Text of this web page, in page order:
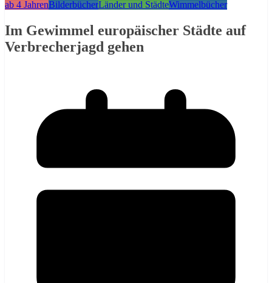
ab 4 JahrenBilderbücherLänder und StädteWimmelbücher
Im Gewimmel europäischer Städte auf
Verbrecherjagd gehen